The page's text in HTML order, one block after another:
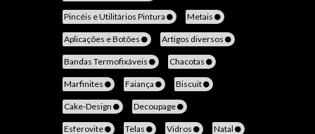
Pincéis e Utilitários Pintura Metais
Aplicações e Botões Artigos diversos
Bandas Termofixáveis Chacotas
Marfinites Faiança Biscuit
Cake-Design Decoupage
Esferovite Telas Vidros Natal